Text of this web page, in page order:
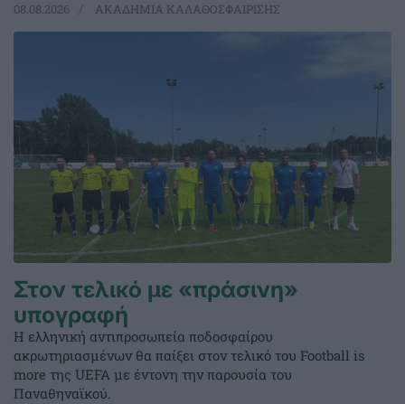
08.08.2026 ΑΚΑΔΗΜΙΑ ΚΑΛΑΘΟΣΦΑΙΡΙΣΗΣ
Στον τελικό με «πράσινη»
υπογραφή
Η ελληνική αντιπροσωπεία ποδοσφαίρου
ακρωτηριασμένων θα παίξει στον τελικό του Football is
more της UEFA με έντονη την παρουσία του
Παναθηναϊκού.